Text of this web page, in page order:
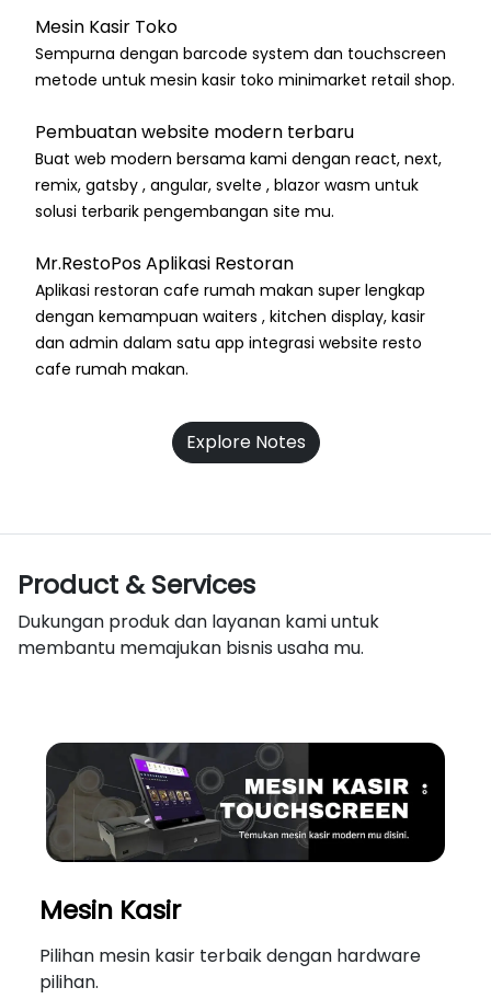
Mesin Kasir Toko
Sempurna dengan barcode system dan touchscreen
metode untuk mesin kasir toko minimarket retail shop.
Pembuatan website modern terbaru
Buat web modern bersama kami dengan react, next,
remix, gatsby , angular, svelte , blazor wasm untuk
solusi terbarik pengembangan site mu.
Mr.RestoPos Aplikasi Restoran
Aplikasi restoran cafe rumah makan super lengkap
dengan kemampuan waiters , kitchen display, kasir
dan admin dalam satu app integrasi website resto
cafe rumah makan.
Explore Notes
Product & Services
Dukungan produk dan layanan kami untuk
membantu memajukan bisnis usaha mu.
Mesin Kasir
Pilihan mesin kasir terbaik dengan hardware
pilihan.